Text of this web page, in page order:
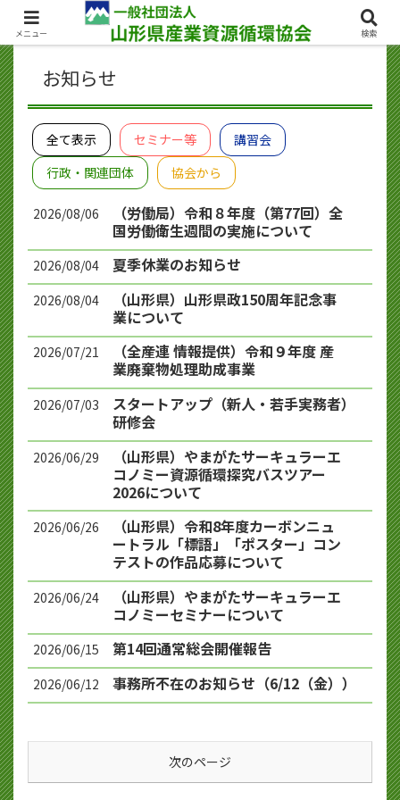
お問い合わせ
お知らせ
全て表示 セミナー等
講習会
行政・関連団体
協会から
2026/08/06
（労働局）令和８年度（第77回）全
国労働衛生週間の実施について
2026/08/04 夏季休業のお知らせ
2026/08/04
（山形県）山形県政150周年記念事
業について
2026/07/21
（全産連 情報提供）令和９年度 産
業廃棄物処理助成事業
2026/07/03
スタートアップ（新人・若手実務者）
研修会
2026/06/29
（山形県）やまがたサーキュラーエ
コノミー資源循環探究バスツアー
2026について
2026/06/26
（山形県）令和8年度カーボンニュ
ートラル「標語」「ポスター」コン
テストの作品応募について
2026/06/24
（山形県）やまがたサーキュラーエ
コノミーセミナーについて
2026/06/15 第14回通常総会開催報告
2026/06/12 事務所不在のお知らせ（6/12（金））
次のページ
メニュー 検索